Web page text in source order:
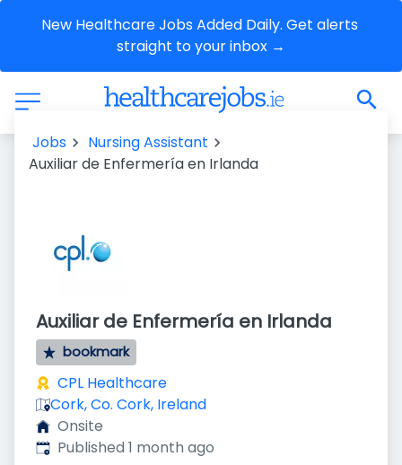
New Healthcare Jobs Added Daily. Get alerts
straight to your inbox →
Jobs
Nursing Assistant
Auxiliar de Enfermería en Irlanda
Auxiliar de Enfermería en Irlanda
bookmark
CPL Healthcare
Cork, Co. Cork, Ireland
Onsite
Published:
Published 1 month ago